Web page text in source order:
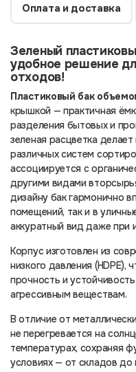
Оплата и доставка
Зеленый
удобное решение
отходов!
Пластиковый бак
крышкой — практичная
разделения бытовых и
зеленая расцветка
различных систем
ассоциируется с
другими видами
дизайну бак гармонично
помещений, так и в
аккуратный вид даже при
Корпус изготовлен из
низкого давления (HDPE),
прочность и
агрессивным веществам.
В отличие от
не перегревается на
температурах, сохраняя
условиях — от складов